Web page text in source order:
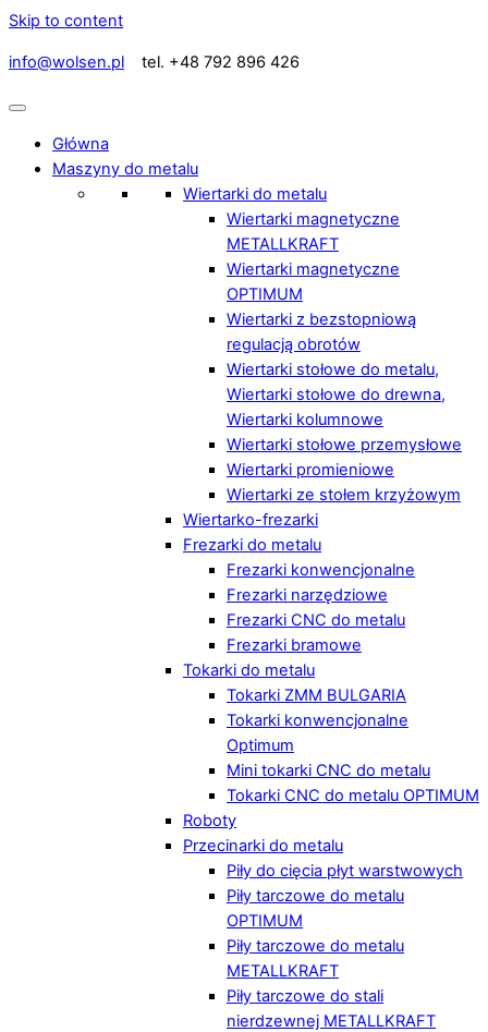
Skip to content
info@wolsen.pl tel. +48 792 896 426
Główna
Maszyny do metalu
Wiertarki do metalu
Wiertarki magnetyczne
METALLKRAFT
Wiertarki magnetyczne
OPTIMUM
Wiertarki z bezstopniową
regulacją obrotów
Wiertarki stołowe do metalu,
Wiertarki stołowe do drewna,
Wiertarki kolumnowe
Wiertarki stołowe przemysłowe
Wiertarki promieniowe
Wiertarki ze stołem krzyżowym
Wiertarko-frezarki
Frezarki do metalu
Frezarki konwencjonalne
Frezarki narzędziowe
Frezarki CNC do metalu
Frezarki bramowe
Tokarki do metalu
Tokarki ZMM BULGARIA
Tokarki konwencjonalne
Optimum
Mini tokarki CNC do metalu
Tokarki CNC do metalu OPTIMUM
Roboty
Przecinarki do metalu
Piły do cięcia płyt warstwowych
Piły tarczowe do metalu
OPTIMUM
Piły tarczowe do metalu
METALLKRAFT
Piły tarczowe do stali
nierdzewnej METALLKRAFT